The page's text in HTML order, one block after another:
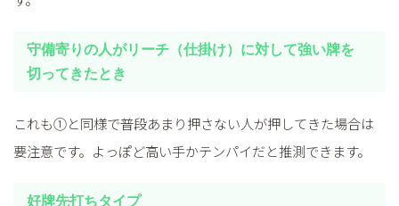
守備寄りの人がリーチ（仕掛け）に対して強い牌を
切ってきたとき
これも①と同様で普段あまり押さない人が押してきた場合は
要注意です。よっぽど高い手かテンパイだと推測できます。
好牌先打ちタイプ